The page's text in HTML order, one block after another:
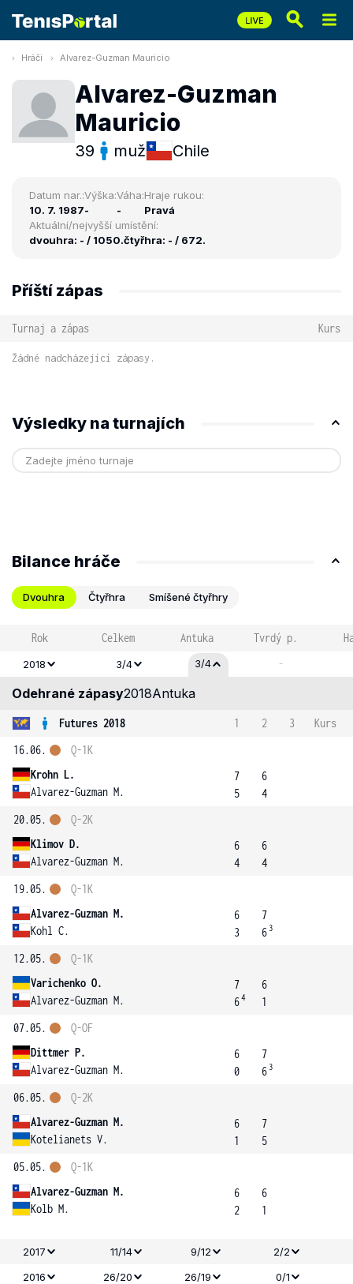
Hráči Alvarez-Guzman Mauricio
Alvarez-Guzman
Mauricio
39 muž Chile
Datum nar.:
10. 7. 1987
Výška:
-
Váha:
-
Hraje rukou:
Pravá
Aktuální/nejvyšší umístění:
dvouhra: - / 1050.čtyřhra: - / 672.
Příští zápas
Turnaj a zápas Kurs
Žádné nadcházející zápasy.
Výsledky na turnajích
Bilance hráče
Dvouhra Čtyřhra Smíšené čtyřhry
Rok Celkem Antuka Tvrdý p.
2018 3/4 3/4 -
Odehrané zápasy2018Antuka
Futures 2018 1 2 3
Kurs
16.06.
Krohn L.
Alvarez-Guzman M.
Q-1K
7
5
6
4
20.05.
Klimov D.
Alvarez-Guzman M.
Q-2K
6
4
6
4
19.05.
Alvarez-Guzman M.
Kohl C.
Q-1K
6
3
7
6 3
12.05.
Varichenko O.
Alvarez-Guzman M.
Q-1K
7
64
6
1
07.05.
Dittmer P.
Alvarez-Guzman M.
Q-OF
6
0
7
6 3
06.05.
Alvarez-Guzman M.
Kotelianets V.
Q-2K
6
1
7
5
05.05.
Alvarez-Guzman M.
Kolb M.
Q-1K
6
2
6
1
2017 11/14 9/12
2/2
2016
26/20 26/19
0/1